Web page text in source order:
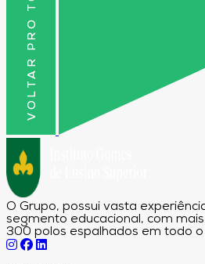
VOLTAR PRO TOPO
O Grupo, possui vasta
segmento educacional, com
300 polos espalhados em todo o